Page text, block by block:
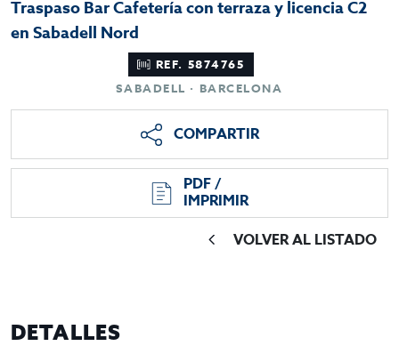
Traspaso Bar Cafetería con terraza y licencia C2
en Sabadell Nord
REF. 5874765
SABADELL · BARCELONA
COMPARTIR
PDF /
IMPRIMIR
VOLVER AL LISTADO
DETALLES